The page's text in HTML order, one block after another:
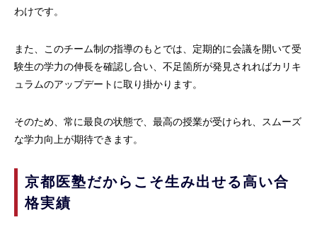
わけです。
また、このチーム制の指導のもとでは、定期的に会議を開いて受
験生の学力の伸長を確認し合い、不足箇所が発見されればカリキ
ュラムのアップデートに取り掛かります。
そのため、常に最良の状態で、最高の授業が受けられ、スムーズ
な学力向上が期待できます。
京都医塾だからこそ生み出せる高い合
格実績